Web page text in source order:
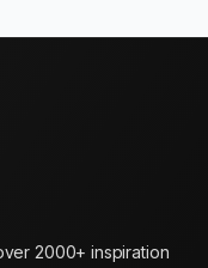
2000+ inspiration